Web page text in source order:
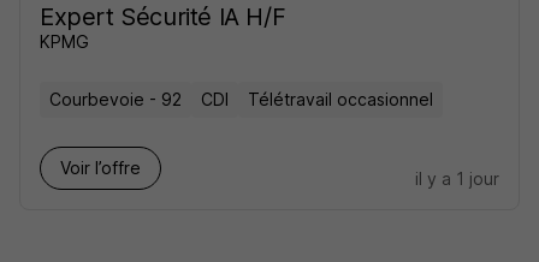
Expert Sécurité IA H/F
KPMG
Courbevoie - 92 CDI Télétravail occasionnel
Voir l’offre
il y a 1 jour